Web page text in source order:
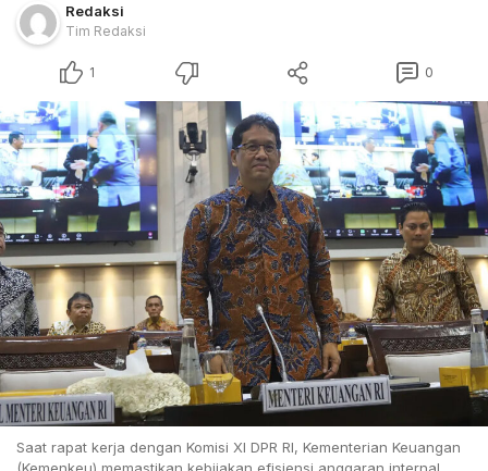
Redaksi
Tim Redaksi
1 0
Saat rapat kerja dengan Komisi XI DPR RI, Kementerian Keuangan
(Kemenkeu) memastikan kebijakan efisiensi anggaran internal